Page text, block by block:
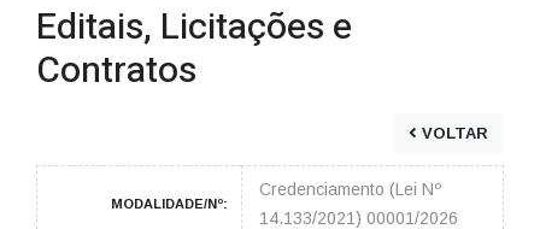
Editais, Licitações e
Contratos
VOLTAR
MODALIDADE/Nº:
Credenciamento (Lei Nº
14.133/2021) 00001/2026